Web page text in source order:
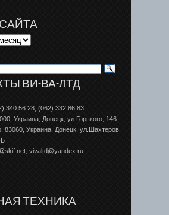
ВИ-ВА-ЛТД
340 56 28, (062) 332 86 83
Украина, Донецк, ул.Горького, 146
83060, Украина, Донецк, ул.Шахтеров
Б
vivaltd@yandex.ru
ТЕХНИКА